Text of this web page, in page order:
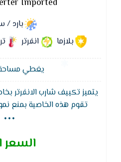
Imported
بارد /
بلازما
انفرتر
يغطي مساحة 12
يتميز تكييف شارب الانفرتر
تقوم هذه الخاصية بمنع
التكييف فعند تشغيل هذه
الريش اتوماتيكيا ومدة هذه
...
السعر